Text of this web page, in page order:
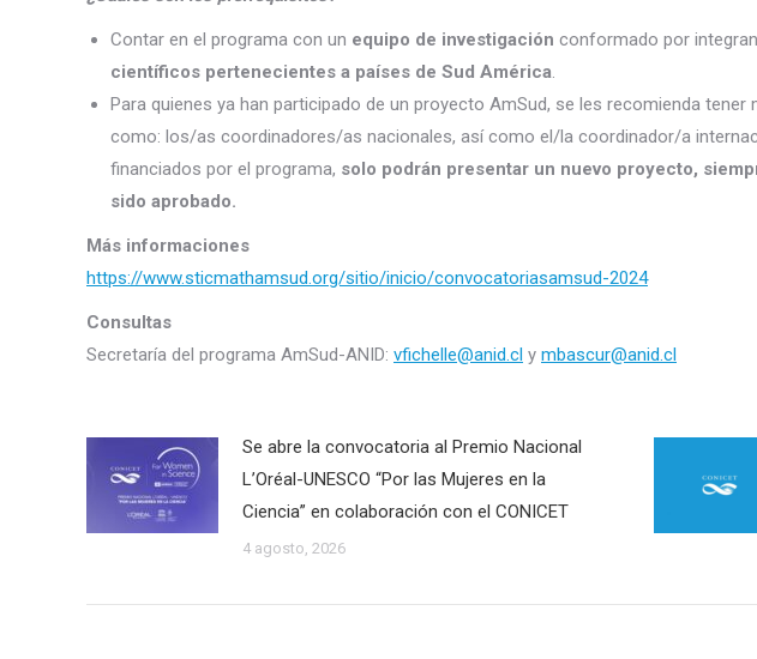
Contar en el programa con un equipo de investigación conformado por
científicos pertenecientes a países de Sud América
Para quienes ya han participado de un proyecto AmSud, se les recomienda tener
como: los/as coordinadores/as nacionales, así como el/la coordinador/a
financiados por el programa, solo podrán presentar un nuevo proyecto,
sido aprobado.
Más informaciones
https://www.sticmathamsud.org/sitio/inicio/convocatoriasamsud-2024
Consultas
Secretaría del programa AmSud-ANID: vfichelle@anid.cl y mbascur@anid.cl
Se abre la convocatoria al Premio Nacional
L’Oréal-UNESCO “Por las Mujeres en la
Ciencia” en colaboración con el CONICET
4 agosto, 2026